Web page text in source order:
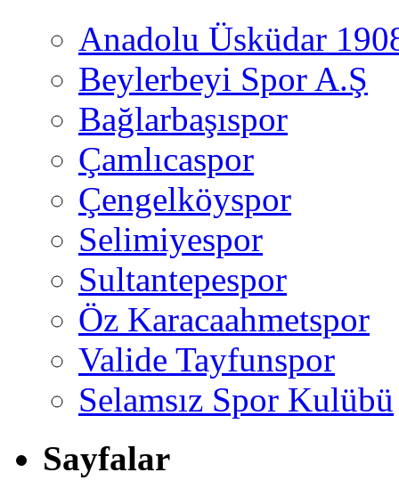
Anadolu Üsküdar
Beylerbeyi Spor A.Ş
Bağlarbaşıspor
Çamlıcaspor
Çengelköyspor
Selimiyespor
Sultantepespor
Öz Karacaahmetspor
Valide Tayfunspor
Selamsız Spor Kulübü
Sayfalar